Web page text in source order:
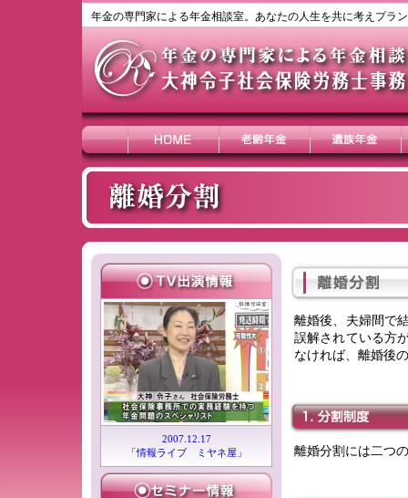
年金の専門家による年金相談室。あなたの人生を共に考えプラ
2007.12.17
「情報ライブ ミヤネ屋」
離婚後、夫婦間で
誤解されている方
なければ、離婚後
離婚分割には二つ